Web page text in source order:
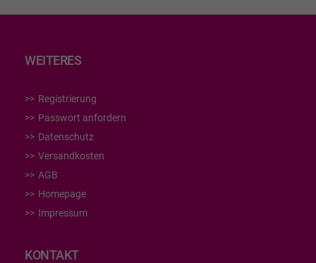
WEITERES
Registrierung
Passwort anfordern
Datenschutz
Versandkosten
AGB
Homepage
Impressum
KONTAKT